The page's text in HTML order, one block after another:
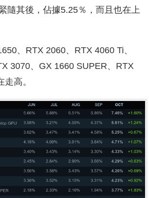
隨其後，佔據5.25％，而且也在上
、RTX 2060、RTX 4060 Ti、
3070、GX 1660 SUPER、RTX
高。